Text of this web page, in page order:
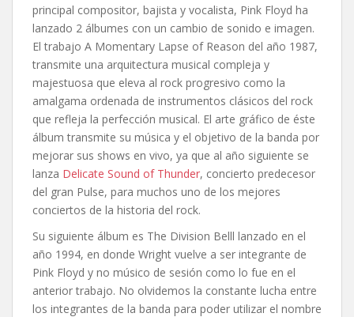
principal compositor, bajista y vocalista, Pink Floyd ha
lanzado 2 álbumes con un cambio de sonido e imagen.
El trabajo A Momentary Lapse of Reason del año 1987,
transmite una arquitectura musical compleja y
majestuosa que eleva al rock progresivo como la
amalgama ordenada de instrumentos clásicos del rock
que refleja la perfección musical. El arte gráfico de éste
álbum transmite su música y el objetivo de la banda por
mejorar sus shows en vivo, ya que al año siguiente se
lanza Delicate Sound of Thunder, concierto predecesor
del gran Pulse, para muchos uno de los mejores
conciertos de la historia del rock.
Su siguiente álbum es The Division Belll lanzado en el
año 1994, en donde Wright vuelve a ser integrante de
Pink Floyd y no músico de sesión como lo fue en el
anterior trabajo. No olvidemos la constante lucha entre
los integrantes de la banda para poder utilizar el nombre